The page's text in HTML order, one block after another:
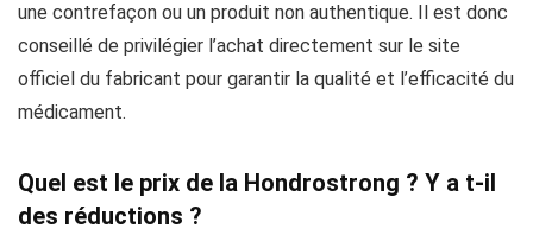
une contrefaçon ou un produit non authentique. Il est donc
conseillé de privilégier l’achat directement sur le site
officiel du fabricant pour garantir la qualité et l’efficacité du
médicament.
Quel est le prix de la Hondrostrong ? Y a t-il
des réductions ?